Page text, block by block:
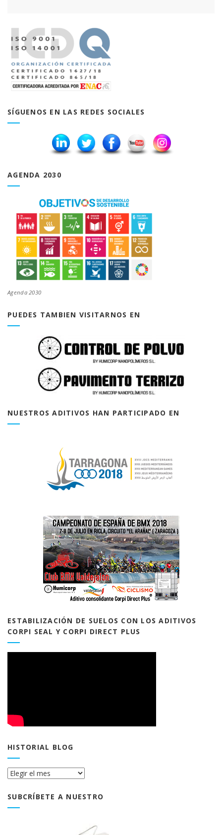
SÍGUENOS EN LAS REDES SOCIALES
AGENDA 2030
Agenda 2030
PUEDES TAMBIEN VISITARNOS EN
NUESTROS ADITIVOS HAN PARTICIPADO EN
ESTABILIZACIÓN DE SUELOS CON LOS ADITIVOS
CORPI SEAL Y CORPI DIRECT PLUS
HISTORIAL BLOG
Historial
SUBCRÍBETE A NUESTRO